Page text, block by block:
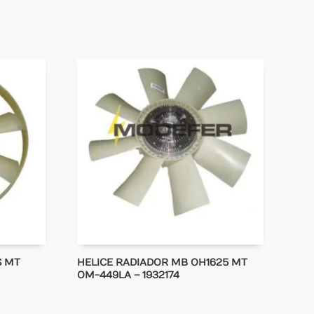
MT
HELICE RADIADOR MB OH1625 MT
OM-449LA – 1932174